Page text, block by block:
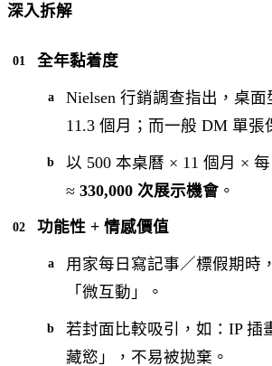
深入拆解
全年黏着度
Nielsen 行銷調查指出，桌
11.3 個月；而一般 DM 單張
以 500 本桌曆 × 11 個月 ×
≈330,000 次展示機會 。
功能性 + 情感價值
用家每日寫記事／標假期時
「微互動」。
若封面比較吸引，如：IP 插
藏慾」，不易被拋棄。